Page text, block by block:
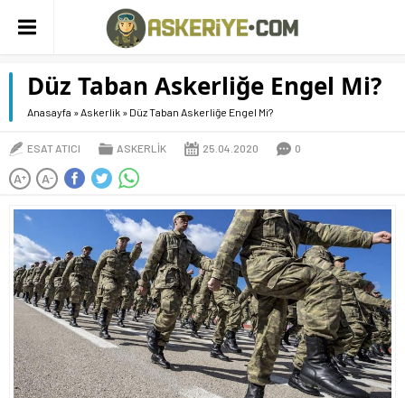
Düz Taban Askerliğe Engel Mi?
Anasayfa »Askerlik » Düz Taban Askerliğe Engel Mi?
ESAT ATICI ASKERLIK 25.04.2020 0
A+ A-